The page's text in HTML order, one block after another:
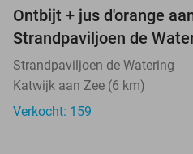
Ontbijt + jus d'orange
Strandpaviljoen de
Strandpaviljoen de Watering
Katwijk aan Zee (6 km)
Verkocht: 159